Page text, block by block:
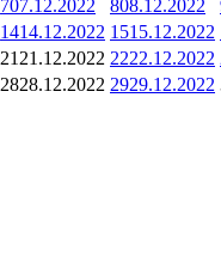
707.12.2022 808.12.2022
1414.12.2022 1515.12.2022
21 21.12.2022 2222.12.2022
2828.12.2022 2929.12.2022